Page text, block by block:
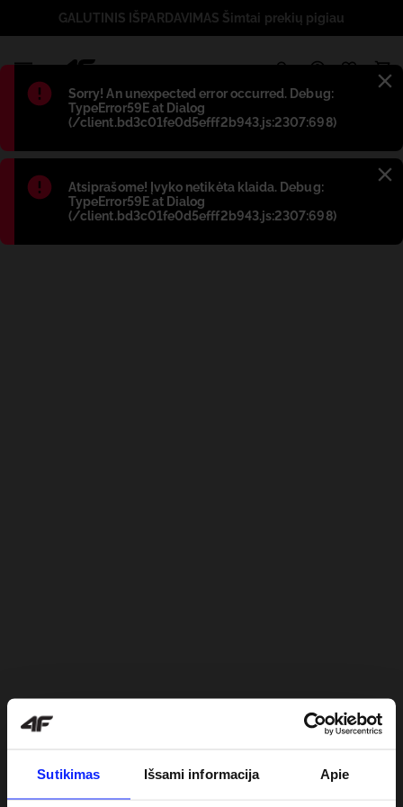
Sutikimas Išsami informacija Apie
Błąd:
Sorry! An unexpected error occurred. Debug:
TypeError59E at Dialog
(/client.bd3c01fe0d5efff2b943.js:2307:698)
Błąd:
Atsiprašome! Įvyko netikėta klaida. Debug:
TypeError59E at Dialog
(/client.bd3c01fe0d5efff2b943.js:2307:698)
GALUTINIS IŠPARDAVIMAS Šimtai prekių pigiau